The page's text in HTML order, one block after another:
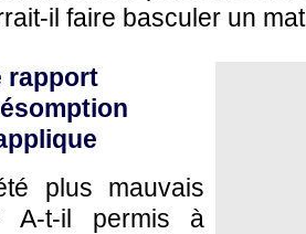
il faire basculer un
rapport
plus mauvais
A-t-il permis à